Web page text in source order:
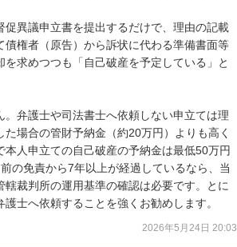
異議申立書を提出するだけで、理由の記載
権者（原告）から訴状に代わる準備書面等
求めつつも「自己破産を予定している」と
弁護士や司法書士へ依頼しない申立ては理
場合の管財予納金（約20万円）よりも高く
人申立ての自己破産の予納金は最低50万円
の免責から7年以上が経過しているなら、当
裁判所の運用基準の確認は必要です。とに
士へ依頼することを強くお勧めします。
2026年5月24日 20:03